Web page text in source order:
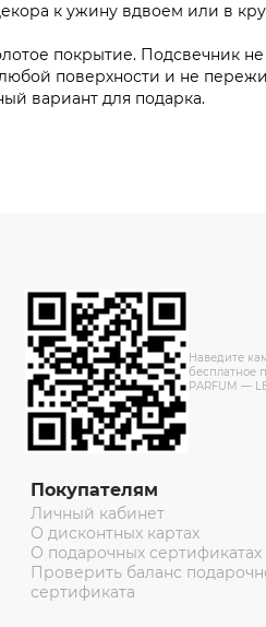
к ужину вдвоем или в
покрытие. Подсвечник
поверхности и не
вариант для подарка.
Наведите
бесплатное
PARFUM —
Покупателям
Личный кабинет
О дисконтных картах
О подарочных сертификатах
Проверить баланс
сертификата